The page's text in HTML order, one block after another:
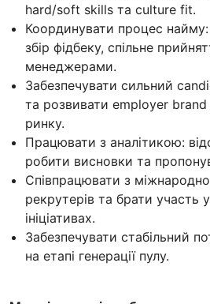
hard/soft skills та culture fit.
Координувати процес найму:
збір фідбеку, спільне
менеджерами.
Забезпечувати сильний
та розвивати employer
ринку.
Працювати з аналітикою:
робити висновки та
Співпрацювати з
рекрутерів та брати участь
ініціативах.
Забезпечувати стабільний
на етапі генерації пулу.